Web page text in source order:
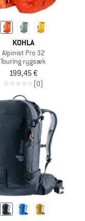
KOHLA
Alpinist Pro 32
Touring rygsæk
199,45 €
(0)